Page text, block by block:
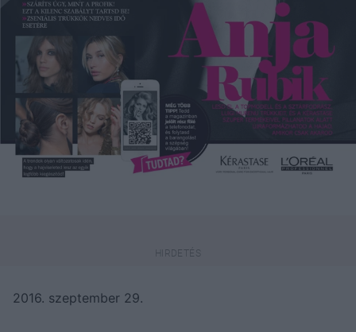
2016. szeptember 29.